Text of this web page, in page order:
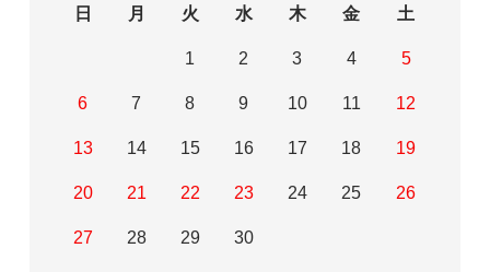
日
月 火 水 木 金 土
1 2 3 4 5
6 7 8 9 10 11 12
13 14 15 16 17 18 19
20 21 22 23 24 25 26
27 28 29 30